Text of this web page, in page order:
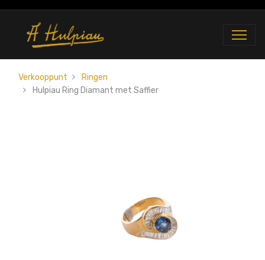
Verkooppunt
Ringen
Hulpiau Ring Diamant met Saffier